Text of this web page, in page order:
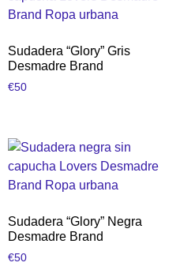
Sudadera “Glory” Gris
Desmadre Brand
€50
Sudadera “Glory” Negra
Desmadre Brand
€50